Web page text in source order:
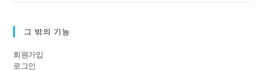
그 밖의 기능
회원가입
로그인